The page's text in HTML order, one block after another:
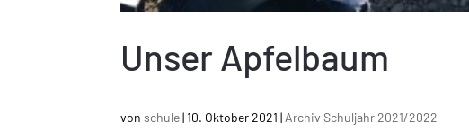
Unser Apfelbaum
von schule|10. Oktober 2021 | Archiv Schuljahr 2021/2022